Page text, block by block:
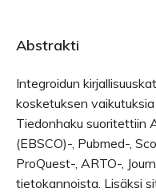
Abstrakti
Integroidun
kosketuksen
Tiedonhaku suoritettiin
(EBSCO)-, Pubmed-,
ProQuest-, ARTO-,
tietokannoista. Lisäksi